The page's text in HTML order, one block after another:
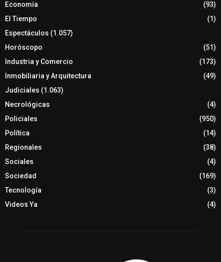
Economía
(93)
El Tiempo
(1)
Espectáculos (1.057)
Horóscopo
(51)
Industria y Comercio
(173)
Inmobiliaria y Arquitectura
(49)
Judiciales (1.063)
Necrológicas
(4)
Policiales
(950)
Política
(14)
Regionales
(38)
Sociales
(4)
Sociedad
(169)
Tecnología
(3)
Videos Ya
(4)